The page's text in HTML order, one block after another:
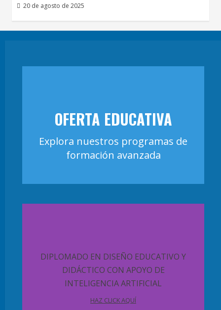
20 de agosto de 2025
OFERTA EDUCATIVA
Explora nuestros programas de
formación avanzada
DIPLOMADO EN DISEÑO EDUCATIVO Y
DIDÁCTICO CON APOYO DE
INTELIGENCIA ARTIFICIAL
HAZ CLICK AQUÍ